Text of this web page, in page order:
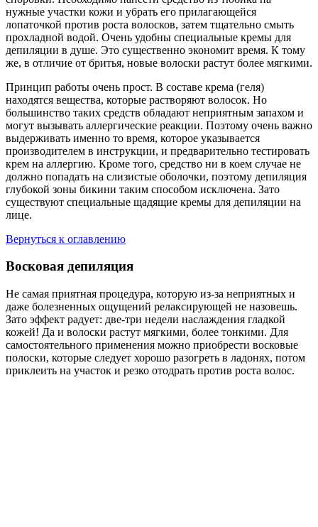
нужные участки кожи и убрать его прилагающейся
лопаточкой против роста волосков, затем тщательно смыть
прохладной водой. Очень удобны специальные кремы для
депиляции в душе. Это существенно экономит время. К тому
же, в отличие от бритья, новые волоски растут более мягкими.
Принцип работы очень прост. В составе крема (геля)
находятся вещества, которые растворяют волосок. Но
большинство таких средств обладают неприятным запахом и
могут вызывать аллергические реакции. Поэтому очень важно
выдерживать именно то время, которое указывается
производителем в инструкции, и предварительно тестировать
крем на аллергию. Кроме того, средство ни в коем случае не
должно попадать на слизистые оболочки, поэтому депиляция
глубокой зоны бикини таким способом исключена. Зато
существуют специальные щадящие кремы для депиляции на
лице.
Вернуться к оглавлению
Восковая депиляция
Не самая приятная процедура, которую из-за неприятных и
даже болезненных ощущений релаксирующей не назовешь.
Зато эффект радует: две-три недели наслаждения гладкой
кожей! Да и волоски растут мягкими, более тонкими. Для
самостоятельного применения можно приобрести восковые
полоски, которые следует хорошо разогреть в ладонях, потом
приклеить на участок и резко отодрать против роста волос.